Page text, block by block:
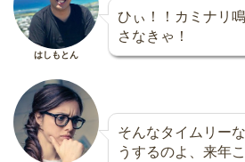
はしもとん
ひぃ！！カミナリ
さなきゃ！
そんなタイムリー
うするのよ、来年